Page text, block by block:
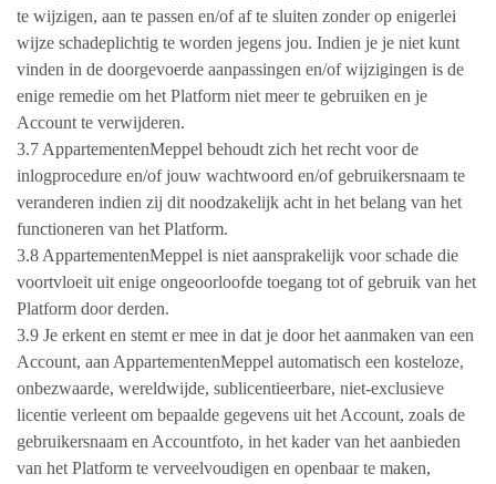
te wijzigen, aan te passen en/of af te sluiten zonder op enigerlei
wijze schadeplichtig te worden jegens jou. Indien je je niet kunt
vinden in de doorgevoerde aanpassingen en/of wijzigingen is de
enige remedie om het Platform niet meer te gebruiken en je
Account te verwijderen.
3.7 AppartementenMeppel behoudt zich het recht voor de
inlogprocedure en/of jouw wachtwoord en/of gebruikersnaam te
veranderen indien zij dit noodzakelijk acht in het belang van het
functioneren van het Platform.
3.8 AppartementenMeppel is niet aansprakelijk voor schade die
voortvloeit uit enige ongeoorloofde toegang tot of gebruik van het
Platform door derden.
3.9 Je erkent en stemt er mee in dat je door het aanmaken van een
Account, aan AppartementenMeppel automatisch een kosteloze,
onbezwaarde, wereldwijde, sublicentieerbare, niet-exclusieve
licentie verleent om bepaalde gegevens uit het Account, zoals de
gebruikersnaam en Accountfoto, in het kader van het aanbieden
van het Platform te verveelvoudigen en openbaar te maken,